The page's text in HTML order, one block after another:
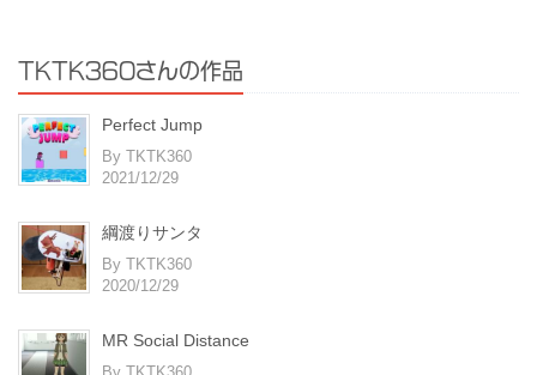
TKTK360さんの作品
Perfect Jump
By TKTK360
2021/12/29
綱渡りサンタ
By TKTK360
2020/12/29
MR Social Distance